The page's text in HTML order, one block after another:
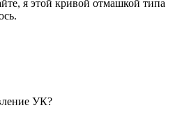
я этой кривой отмашкой типа
УК?